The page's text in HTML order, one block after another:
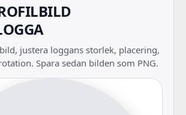
justera loggans storlek, placering,
Spara sedan bilden som PNG.